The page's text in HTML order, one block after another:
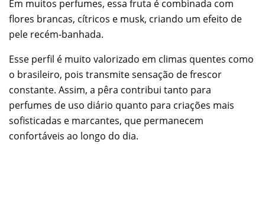
Em muitos perfumes, essa fruta é combinada com
flores brancas, cítricos e musk, criando um efeito de
pele recém-banhada.
Esse perfil é muito valorizado em climas quentes como
o brasileiro, pois transmite sensação de frescor
constante. Assim, a pêra contribui tanto para
perfumes de uso diário quanto para criações mais
sofisticadas e marcantes, que permanecem
confortáveis ao longo do dia.